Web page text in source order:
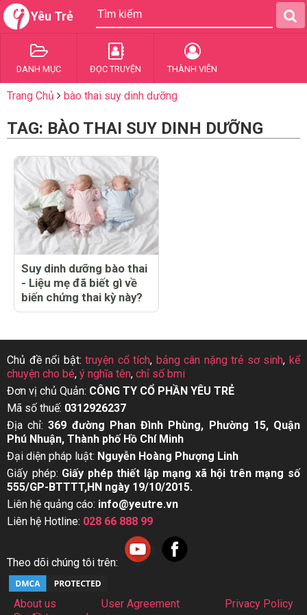
Yêu Trẻ
DANH MỤC ĐỌC TRUYỆN THÀNH VIÊN
Trang Chủ bào thai suy dinh dưỡng
TAG: BÀO THAI SUY DINH DƯỠNG
Suy dinh dưỡng bào thai
- Liệu mẹ đã biết gì về
biến chứng thai kỳ này?
Chủ đề nổi bật:truyện cổ tích, bảng cân nặng trẻ sơ sinh,kể
chuyện cho bé, ý nghĩa tên, chỉ số bmi
Đơn vị chủ Quản: CÔNG TY CỔ PHẦN YÊU TRẺ
Mã số thuế: 0312926237
Địa chỉ:369 đường Phan Đình Phùng, Phường 15, Quận
Phú Nhuận, Thành phố Hồ Chí Minh
Đại diện pháp luật: Nguyễn Hoàng Phượng Linh
Giấy phép: Giấy phép thiết lập mạng xã hội trên mạng số
555/GP-BTTTT,HN ngày 19/10/2015.
Liên hệ quảng cáo: info@yeutre.vn
Liên hệ Hotline: 028 66 888 99
Theo dõi chúng tôi trên:
About us User Agreement
Privacy Policy